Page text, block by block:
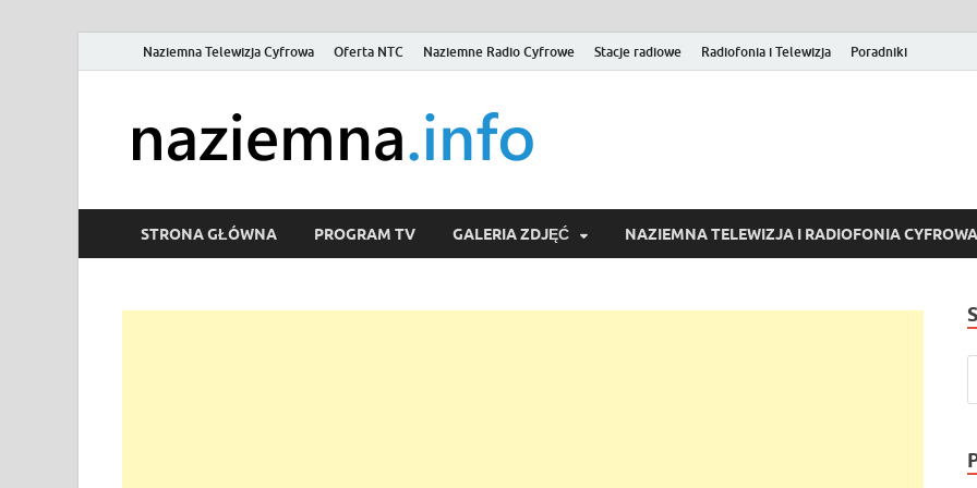
Naziemna Telewizja Cyfrowa Oferta NTC Naziemne Radio Cyfrowe Stacje radiowe Radiofonia i Telewizja Poradniki
Wideo online, VOD
STRONA GŁÓWNA PROGRAM TV GALERIA ZDJĘĆ NAZIEMNA TELEWIZJA I RADIOFONIA CYFROWA